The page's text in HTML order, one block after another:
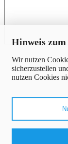
Hinweis
Wir nutzen
sicherzustellen
nutzen Cookies